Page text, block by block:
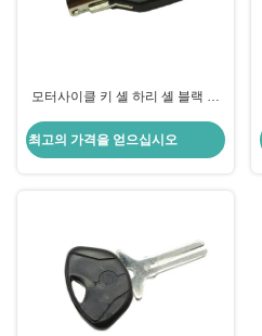
모터사이클 키 셸 하리 셸 블랙 빈
최고의 가격을 얻으십시오